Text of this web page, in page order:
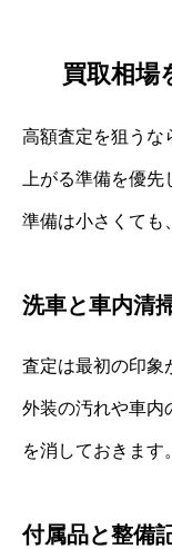
買取相場
高額査定を狙うな
上がる準備を優先
準備は小さくても
洗車と車内清
査定は最初の印象
外装の汚れや車内
を消しておきます。
付属品と整備